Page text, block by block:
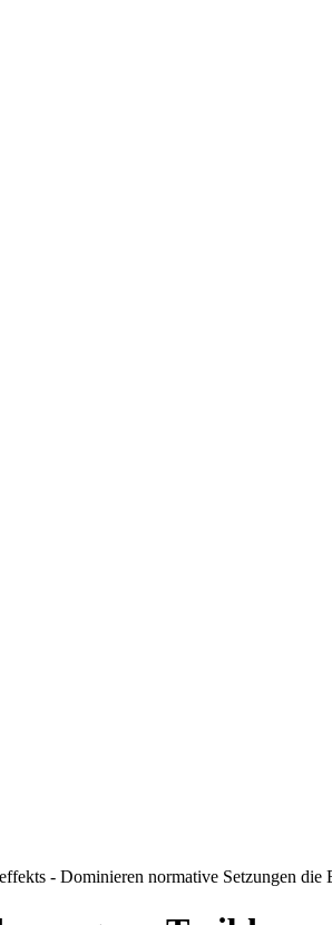
- Dominieren normative Setzungen die